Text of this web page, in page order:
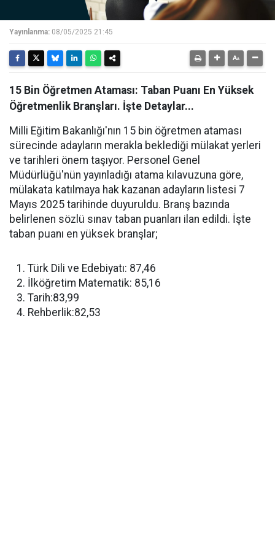
Yayınlanma: 08/05/2025 21:45
15 Bin Öğretmen Ataması: Taban Puanı En Yüksek
Öğretmenlik Branşları. İşte Detaylar...
Milli Eğitim Bakanlığı'nın 15 bin öğretmen ataması
sürecinde adayların merakla beklediği mülakat yerleri
ve tarihleri önem taşıyor. Personel Genel
Müdürlüğü'nün yayınladığı atama kılavuzuna göre,
mülakata katılmaya hak kazanan adayların listesi 7
Mayıs 2025 tarihinde duyuruldu. Branş bazında
belirlenen sözlü sınav taban puanları ilan edildi. İşte
taban puanı en yüksek branşlar;
Türk Dili ve Edebiyatı: 87,46
İlköğretim Matematik: 85,16
Tarih:83,99
Rehberlik:82,53